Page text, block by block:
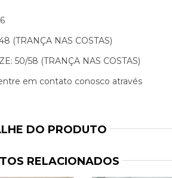
(TRANÇA NAS COSTAS)
50/58 (TRANÇA NAS COSTAS)
em contato conosco através
DO PRODUTO
RELACIONADOS